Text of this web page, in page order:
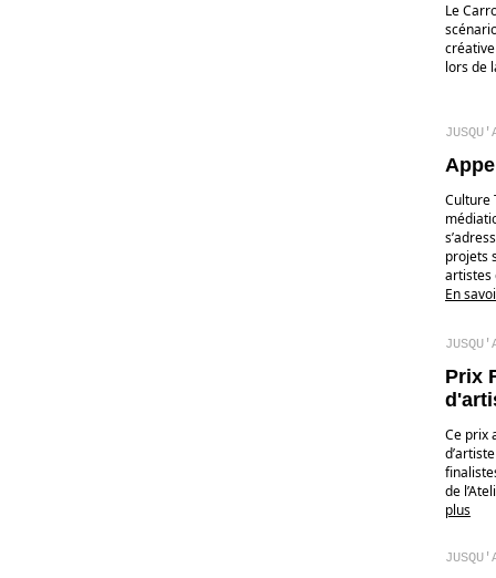
Le
lors de
Culture
projets
artistes
En
Prix
Ce prix
de
plus